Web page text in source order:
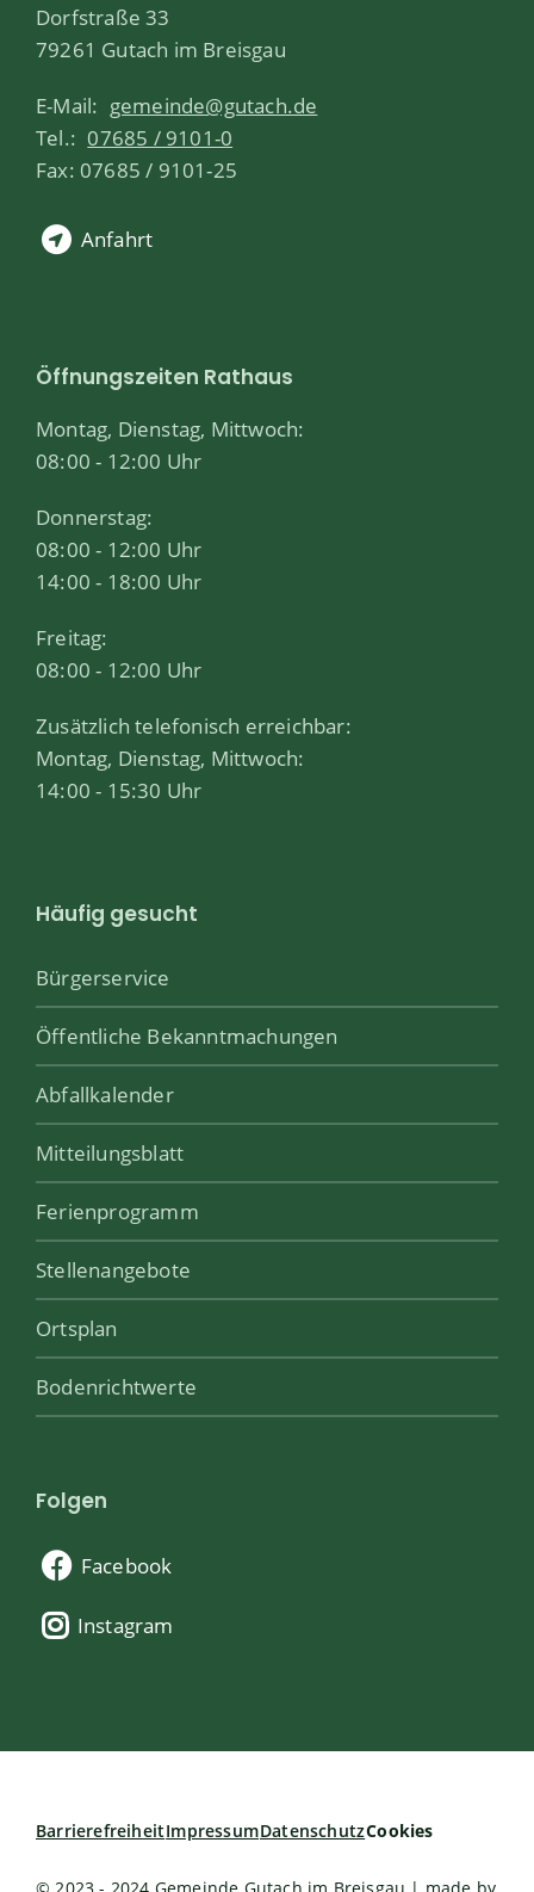
Dorfstraße 33
79261 Gutach im Breisgau
E-Mail: gemeinde@gutach.de
Tel.: 07685 / 9101-0
Fax: 07685 / 9101-25
Anfahrt
Öffnungszeiten Rathaus
Montag, Dienstag, Mittwoch:
08:00 - 12:00 Uhr
Donnerstag:
08:00 - 12:00 Uhr
14:00 - 18:00 Uhr
Freitag:
08:00 - 12:00 Uhr
Zusätzlich telefonisch erreichbar:
Montag, Dienstag, Mittwoch:
14:00 - 15:30 Uhr
Häufig gesucht
Bürgerservice
Öffentliche Bekanntmachungen
Abfallkalender
Mitteilungsblatt
Ferienprogramm
Stellenangebote
Ortsplan
Bodenrichtwerte
Folgen
Facebook
Instagram
BarrierefreiheitImpressumDatenschutzCookies
© 2023 - 2024 Gemeinde Gutach im Breisgau | made by